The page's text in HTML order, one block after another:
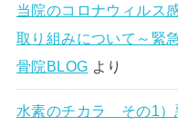
当院のコロナウィルス
取り組みについて～緊
骨院BLOG より
水素のチカラ その1）